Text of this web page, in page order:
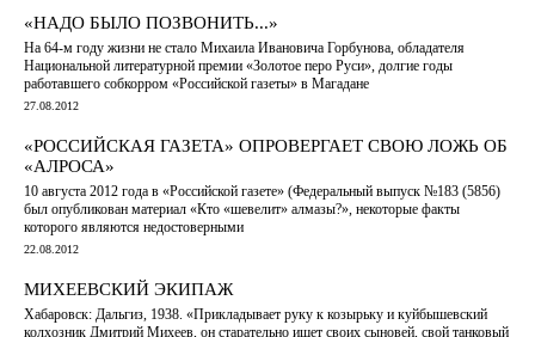
«НАДО БЫЛО ПОЗВОНИТЬ...»
На 64-м году жизни не стало Михаила Ивановича Горбунова, обладателя
Национальной литературной премии «Золотое перо Руси», долгие годы
работавшего собкорром «Российской газеты» в Магадане
27.08.2012
«РОССИЙСКАЯ ГАЗЕТА» ОПРОВЕРГАЕТ СВОЮ ЛОЖЬ ОБ
«АЛРОСА»
10 августа 2012 года в «Российской газете» (Федеральный выпуск №183 (5856)
был опубликован материал «Кто «шевелит» алмазы?», некоторые факты
которого являются недостоверными
22.08.2012
МИХЕЕВСКИЙ ЭКИПАЖ
Хабаровск: Дальгиз, 1938. «Прикладывает руку к козырьку и куйбышевский
колхозник Дмитрий Михеев, он старательно ищет своих сыновей, свой танковый